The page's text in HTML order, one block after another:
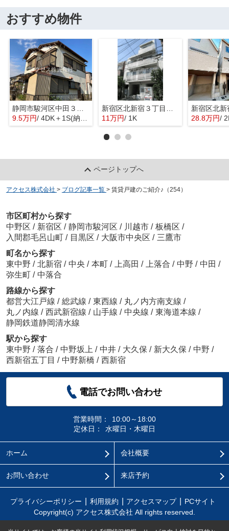
おすすめ物件
9.5万円/ 4DK＋1S(納戸)
11万円/ 1K 28.8万円/
ページトップへ
アクセス株式会社 > ブログ記事一覧 > 賃貸戸建のご紹介♪（254）
市区町村から探す
中野区 / 新宿区 / 静岡市駿河区 / 川越市 / 板橋区 /
入間郡毛呂山町 / 目黒区 / 大阪市中央区 / 三鷹市
町名から探す
東中野 / 北新宿 / 中央 / 本町 / 上高田 / 上落合 / 中野 / 中田 /
弥生町 / 中落合
路線から探す
都営大江戸線 / 総武線 / 東西線 / 丸ノ内方南支線 /
丸ノ内線 / 西武新宿線 / 山手線 / 中央線 / 東海道本線 /
静岡鉄道静岡清水線
駅から探す
東中野 / 落合 / 中野坂上 / 中井 / 大久保 / 新大久保 / 中野 /
西新宿五丁目 / 中野新橋 / 西新宿
電話でお問い合わせ
営業時間：
10:00～18:00
定休日：
水曜日・木曜日
ホーム 会社概要
お問い合わせ 来店予約
プライバシーポリシー 利用規約 アクセスマップ
PCサイト
Copyright(c) アクセス株式会社 All rights reserved.